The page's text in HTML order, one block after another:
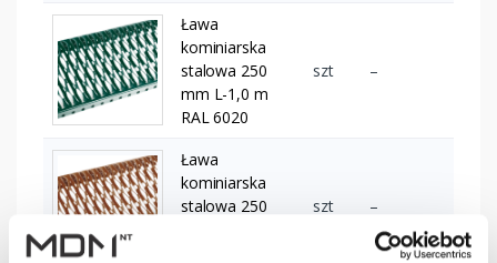
Ława
kominiarska
stalowa 250
mm L-1,0 m
RAL 6020
szt –
Ława
kominiarska
stalowa 250
szt –